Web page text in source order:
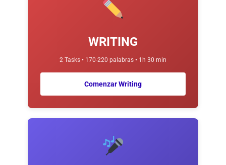
WRITING
2 Tasks • 170-220 palabras • 1h 30 min
Comenzar Writing